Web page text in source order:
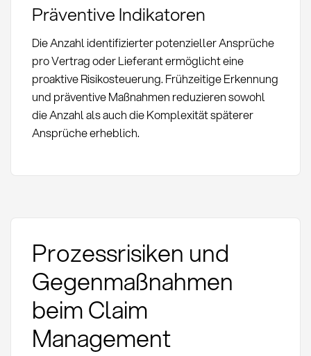
Präventive Indikatoren
Die Anzahl identifizierter potenzieller Ansprüche
pro Vertrag oder Lieferant ermöglicht eine
proaktive Risikosteuerung. Frühzeitige Erkennung
und präventive Maßnahmen reduzieren sowohl
die Anzahl als auch die Komplexität späterer
Ansprüche erheblich.
Prozessrisiken und
Gegenmaßnahmen
beim Claim
Management